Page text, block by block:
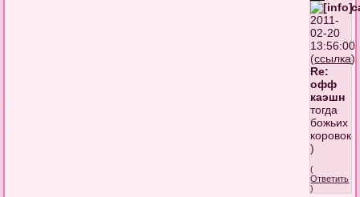
2011-
02-20
13:56:00
(ссылка)
Re:
офф
каэшн
тогда
божьих
коровок
)
(
Ответить
)